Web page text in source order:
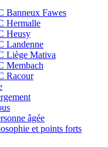
Banneux Fawes
Hermalle
Heusy
Landenne
Liège Mativa
Membach
Racour
âgée
et points forts